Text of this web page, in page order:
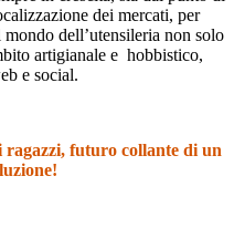
dei mercati, per
dell’utensileria non solo
artigianale e hobbistico,
e social.
ragazzi, futuro collante di un